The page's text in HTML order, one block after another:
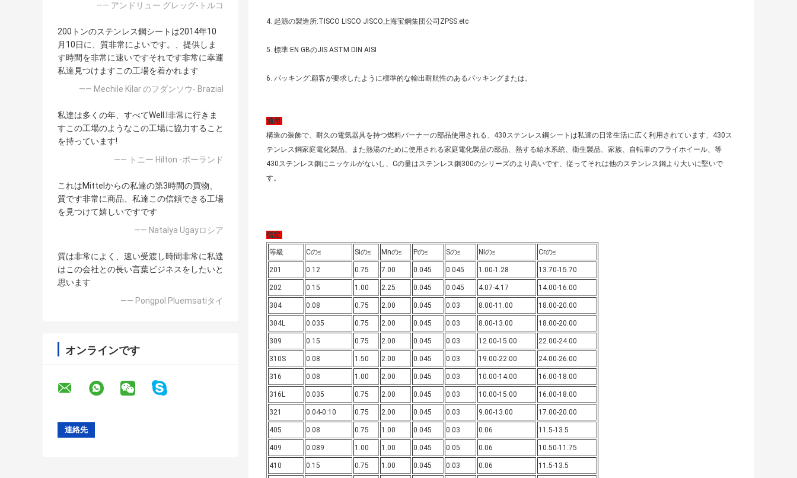
—— アンドリュー グレッグ-トルコ
200トンのステンレス鋼シートは2014年10
月10日に、質非常によいです。、提供しま
す時間を非常に速いですそれです非常に幸運
私達見つけますこの工場を着かれます
—— Mechile Kilar のフダンソウ- Brazial
私達は多くの年、すべてWell.l非常に行きま
すこの工場のようなこの工場に協力すること
を持っています!
—— トニー Hilton -ポーランド
これはMittelからの私達の第3時間の買物、
質です非常に商品、私達この信頼できる工場
を見つけて嬉しいですです
—— Natalya Ugayロシア
質は非常によく、速い受渡し時間非常に私達
はこの会社との長い言葉ビジネスをしたいと
思います
—— Pongpol Pluemsatiタイ
オンラインです
4. 起源の製造所:TISCO LISCO JISCO上海宝鋼集団公司ZPSS.etc
5. 標準:EN GBのJIS ASTM DIN AISI
6. パッキング:顧客が要求したように標準的な輸出耐航性のあるパッキングまたは。
適用:
構造の装飾で、耐久の電気器具を持つ燃料バーナーの部品使用される、430ステンレス鋼シートは私達の日常生活に広く利用されています、430ス
テンレス鋼家庭電化製品、また熱湯のために使用される家庭電化製品の部品、熱する給水系統、衛生製品、家族、自転車のフライホイール、等
430ステンレス鋼にニッケルがないし、Cの量はステンレス鋼300のシリーズのより高いです、従ってそれは他のステンレス鋼より大いに堅いで
す。
指定:
等級 Cの≤ Siの≤ Mnの≤ Pの≤ Sの≤ NIの≤ Crの≤
201 0.12 0.75 7.00 0.045 0.045 1.00-1.28 13.70-15.70
202 0.15 1.00 2.25 0.045 0.045 4.07-4.17 14.00-16.00
304 0.08 0.75 2.00 0.045 0.03 8.00-11.00 18.00-20.00
304L 0.035 0.75 2.00 0.045 0.03 8.00-13.00 18.00-20.00
309 0.15 0.75 2.00 0.045 0.03 12.00-15.00 22.00-24.00
310S 0.08 1.50 2.00 0.045 0.03 19.00-22.00 24.00-26.00
316 0.08 1.00 2.00 0.045 0.03 10.00-14.00 16.00-18.00
316L 0.035 0.75 2.00 0.045 0.03 10.00-15.00 16.00-18.00
321 0.04-0.10 0.75 2.00 0.045 0.03 9.00-13.00 17.00-20.00
405 0.08 0.75 1.00 0.045 0.03 0.06 11.5-13.5
409 0.089 1.00 1.00 0.045 0.05 0.06 10.50-11.75
410 0.15 0.75 1.00 0.045 0.03 0.06 11.5-13.5